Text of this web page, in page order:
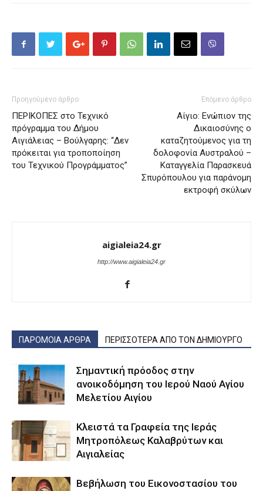
Προηγούμενο άρθρο
ΠΕΡΙΚΟΠΕΣ στο Τεχνικό
πρόγραμμα του Δήμου
Αιγιάλειας – Βούλγαρης: “Δεν
πρόκειται για τροποποίηση
του Τεχνικού Προγράμματος”
Επόμενο άρθρο
Αίγιο: Ενώπιον της
Δικαιοσύνης ο
καταζητούμενος για τη
δολοφονία Αυστραλού –
Καταγγελία Παρασκευά
Σπυρόπουλου για παράνομη
εκτροφή σκύλων
aigialeia24.gr
http://www.aigialeia24.gr
ΠΑΡΟΜΟΙΑ ΑΡΘΡΑ ΠΕΡΙΣΣΟΤΕΡΑ ΑΠΟ ΤΟΝ ΔΗΜΙΟΥΡΓΟ
Σημαντική πρόοδος στην
ανοικοδόμηση του Ιερού Ναού Αγίου
Μελετίου Αιγίου
Κλειστά τα Γραφεία της Ιεράς
Μητροπόλεως Καλαβρύτων και
Αιγιαλείας
Βεβήλωση του Εικονοστασίου του